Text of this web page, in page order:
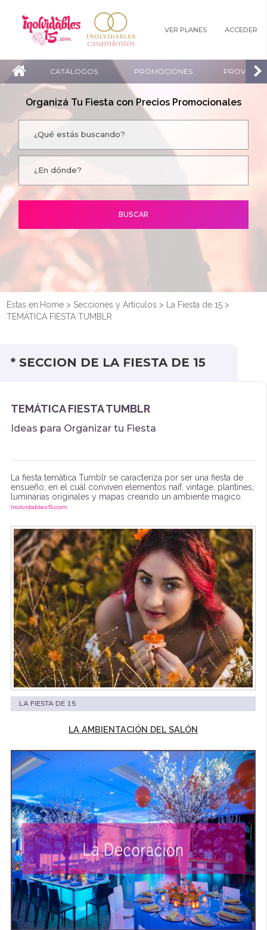
VER PLANES ACCEDER
CATÁLOGOS PROMOCIONES
Organizá Tu Fiesta con Precios Promocionales
Estas en:Home > Secciones y Artículos > La Fiesta de 15 >
TEMÁTICA FIESTA TUMBLR
* SECCION DE LA FIESTA DE 15
TEMÁTICA FIESTA TUMBLR
Ideas para Organizar tu Fiesta
La fiesta temática Tumblr se caracteriza por ser una fiesta de
ensueño, en el cuál conviven elementos naíf, vintage, plantines,
luminarias originales y mapas creando un ambiente magico.
Inolvidables15.com
LA FIESTA DE 15
LA AMBIENTACIÓN DEL SALÓN